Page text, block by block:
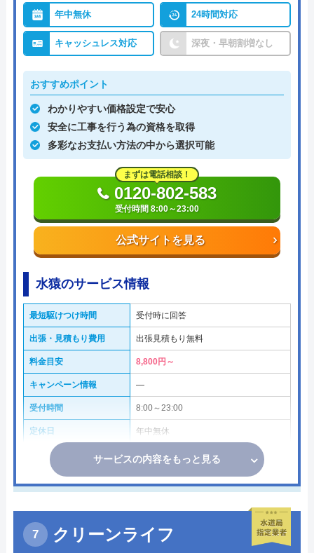
年中無休 24時間対応
キャッシュレス対応 深夜・早朝割増なし
おすすめポイント
わかりやすい価格設定で安心
安全に工事を行う為の資格を取得
多彩なお支払い方法の中から選択可能
公式サイトを見る
まずは電話相談！
0120-802-583
受付時間 8:00～23:00
水猿のサービス情報
最短駆けつけ時間 受付時に回答
出張・見積もり費用 出張見積もり無料
料金目安 8,800円～
キャンペーン情報 ―
受付時間 8:00～23:00
定休日 年中無休
サービスの内容をもっと見る
クリーンライフ